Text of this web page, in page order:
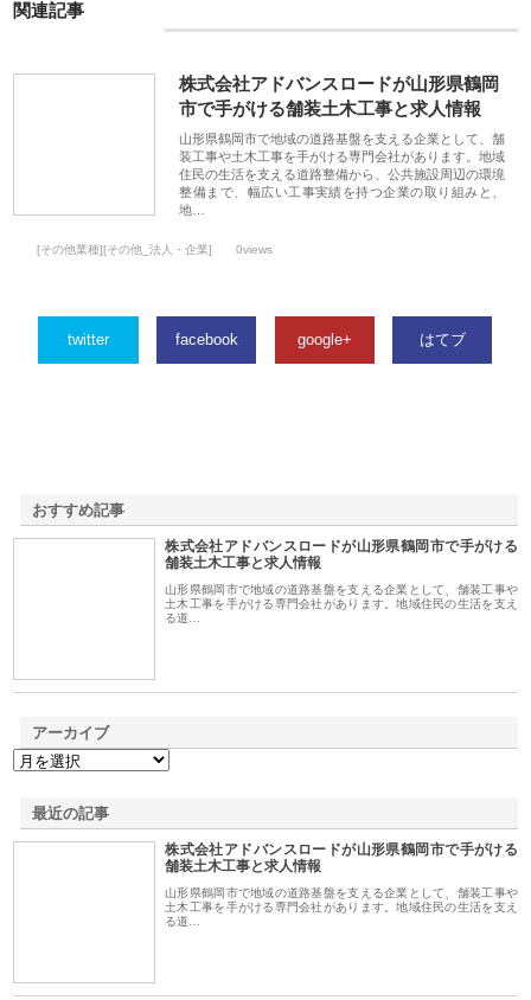
関連記事
株式会社アドバンスロードが山形県鶴岡
市で手がける舗装土木工事と求人情報
山形県鶴岡市で地域の道路基盤を支える企業として、舗
装工事や土木工事を手がける専門会社があります。地域
住民の生活を支える道路整備から、公共施設周辺の環境
整備まで、幅広い工事実績を持つ企業の取り組みと、
地…
[その他業種][その他_法人・企業] 0views
twitter facebook google+ はてブ
おすすめ記事
株式会社アドバンスロードが山形県鶴岡市で手がける
舗装土木工事と求人情報
山形県鶴岡市で地域の道路基盤を支える企業として、舗装工事や
土木工事を手がける専門会社があります。地域住民の生活を支え
る道…
アーカイブ
最近の記事
株式会社アドバンスロードが山形県鶴岡市で手がける
舗装土木工事と求人情報
山形県鶴岡市で地域の道路基盤を支える企業として、舗装工事や
土木工事を手がける専門会社があります。地域住民の生活を支え
る道…